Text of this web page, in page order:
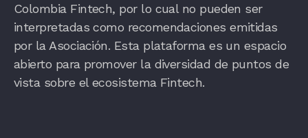
Colombia Fintech, por lo cual no pueden ser
interpretadas como recomendaciones emitidas
por la Asociación. Esta plataforma es un espacio
abierto para promover la diversidad de puntos de
vista sobre el ecosistema Fintech.